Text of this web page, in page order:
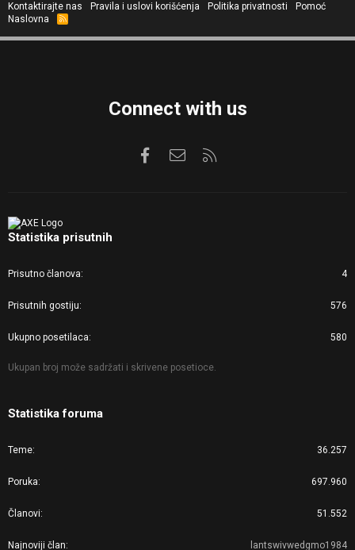
Kontaktirajte nas
Pravila i uslovi korišćenja Politika privatnosti
Pomoć
Naslovna
R
S
Connect with us
FacebookKontaktirajte nas
Statistika prisutnih
Prisutno članova 4
Prisutnih gostiju 576
Ukupno posetilaca 580
Ukupan broj može sadržati i skrivene posetioce.
Statistika foruma
Teme 36.257
Poruka 697.960
Članovi 51.552
Najnoviji član lantswivwedgmo1984